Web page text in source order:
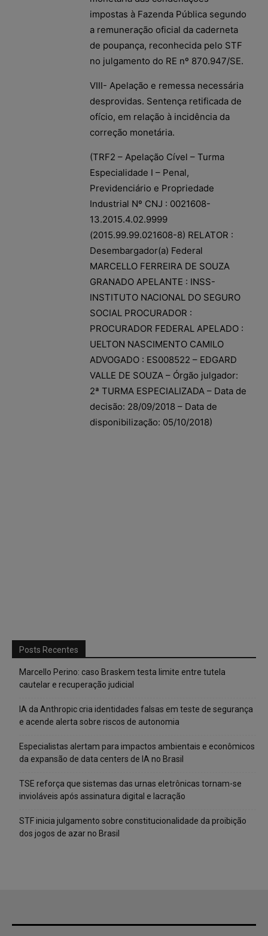
impostas à Fazenda Pública segundo
a remuneração oficial da caderneta
de poupança, reconhecida pelo STF
no julgamento do RE nº 870.947/SE.
VIII- Apelação e remessa necessária
desprovidas. Sentença retificada de
ofício, em relação à incidência da
correção monetária.
(TRF2 – Apelação Cível – Turma
Especialidade I – Penal,
Previdenciário e Propriedade
Industrial Nº CNJ : 0021608-
13.2015.4.02.9999
(2015.99.99.021608-8) RELATOR :
Desembargador(a) Federal
MARCELLO FERREIRA DE SOUZA
GRANADO APELANTE : INSS-
INSTITUTO NACIONAL DO SEGURO
SOCIAL PROCURADOR :
PROCURADOR FEDERAL APELADO :
UELTON NASCIMENTO CAMILO
ADVOGADO : ES008522 – EDGARD
VALLE DE SOUZA – Órgão julgador:
2ª TURMA ESPECIALIZADA – Data de
decisão: 28/09/2018 – Data de
disponibilização: 05/10/2018)
Posts Recentes
Marcello Perino: caso Braskem testa limite entre tutela
cautelar e recuperação judicial
IA da Anthropic cria identidades falsas em teste de segurança
e acende alerta sobre riscos de autonomia
Especialistas alertam para impactos ambientais e econômicos
da expansão de data centers de IA no Brasil
TSE reforça que sistemas das urnas eletrônicas tornam-se
invioláveis após assinatura digital e lacração
STF inicia julgamento sobre constitucionalidade da proibição
dos jogos de azar no Brasil